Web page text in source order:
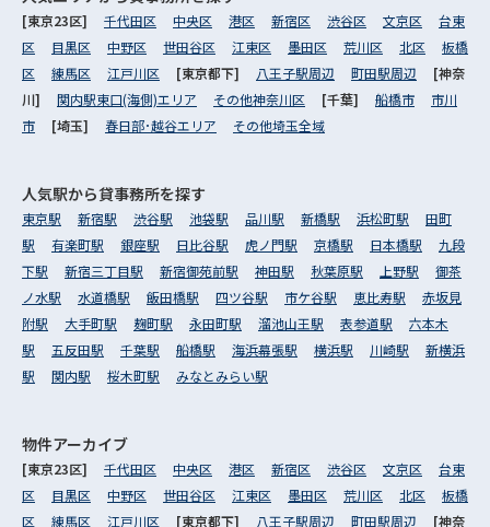
[東京23区] 千代田区 中央区 港区 新宿区 渋谷区 文京区
台東
区
目黒区 中野区 世田谷区 江東区 墨田区 荒川区 北区
板橋
区
練馬区 江戸川区 [東京都下] 八王子駅周辺 町田駅周辺
[神奈
川] 関内駅東口(海側)エリア その他神奈川区 [千葉] 船橋市
市川
市
[埼玉] 春日部･越谷エリア その他埼玉全域
人気駅から貸事務所を探す
東京駅 新宿駅 渋谷駅 池袋駅 品川駅 新橋駅 浜松町駅
田町
駅
有楽町駅 銀座駅 日比谷駅 虎ノ門駅 京橋駅 日本橋駅
九段
下駅
新宿三丁目駅 新宿御苑前駅 神田駅 秋葉原駅 上野駅
御茶
ノ水駅
水道橋駅 飯田橋駅 四ツ谷駅 市ケ谷駅 恵比寿駅
赤坂見
附駅
大手町駅 麹町駅 永田町駅 溜池山王駅 表参道駅
六本木
駅
五反田駅 千葉駅 船橋駅 海浜幕張駅 横浜駅 川崎駅
新横浜
駅
関内駅 桜木町駅 みなとみらい駅
物件アーカイブ
[東京23区] 千代田区 中央区 港区 新宿区 渋谷区 文京区
台東
区
目黒区 中野区 世田谷区 江東区 墨田区 荒川区 北区
板橋
区
練馬区 江戸川区 [東京都下] 八王子駅周辺 町田駅周辺 [神奈